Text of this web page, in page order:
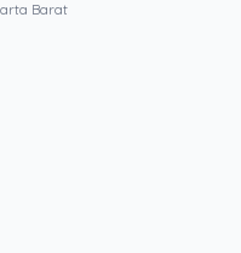
Barat